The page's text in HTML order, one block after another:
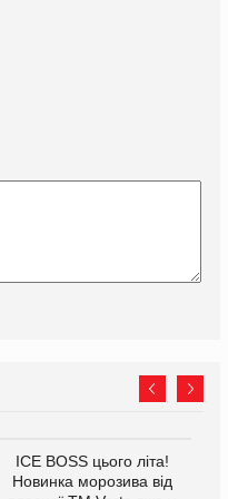
ICE BOSS цього літа!
Новинка морозива від